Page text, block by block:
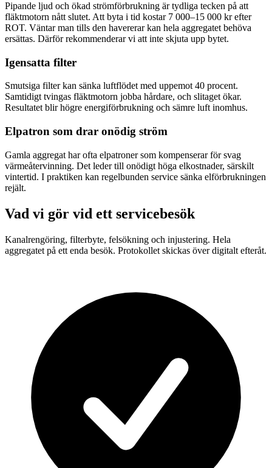
Pipande ljud och ökad strömförbrukning är tydliga tecken på att
fläktmotorn nått slutet. Att byta i tid kostar 7 000–15 000 kr efter
ROT. Väntar man tills den havererar kan hela aggregatet behöva
ersättas. Därför rekommenderar vi att inte skjuta upp bytet.
Igensatta filter
Smutsiga filter kan sänka luftflödet med uppemot 40 procent.
Samtidigt tvingas fläktmotorn jobba hårdare, och slitaget ökar.
Resultatet blir högre energiförbrukning och sämre luft inomhus.
Elpatron som drar onödig ström
Gamla aggregat har ofta elpatroner som kompenserar för svag
värmeåtervinning. Det leder till onödigt höga elkostnader, särskilt
vintertid. I praktiken kan regelbunden service sänka elförbrukningen
rejält.
Vad vi gör vid ett servicebesök
Kanalrengöring, filterbyte, felsökning och injustering. Hela
aggregatet på ett enda besök. Protokollet skickas över digitalt efteråt.